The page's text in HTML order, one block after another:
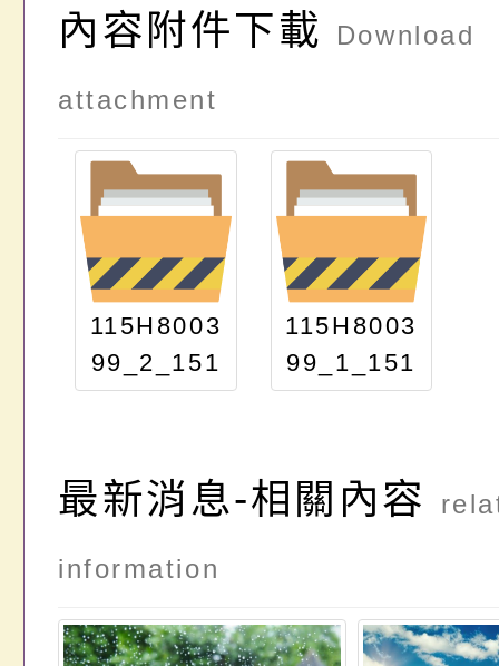
內容附件下載 Download
attachment
115H8003
99_2_151
00153307
115H8003
99_1_151
00153307
最新消息-相關內容
information